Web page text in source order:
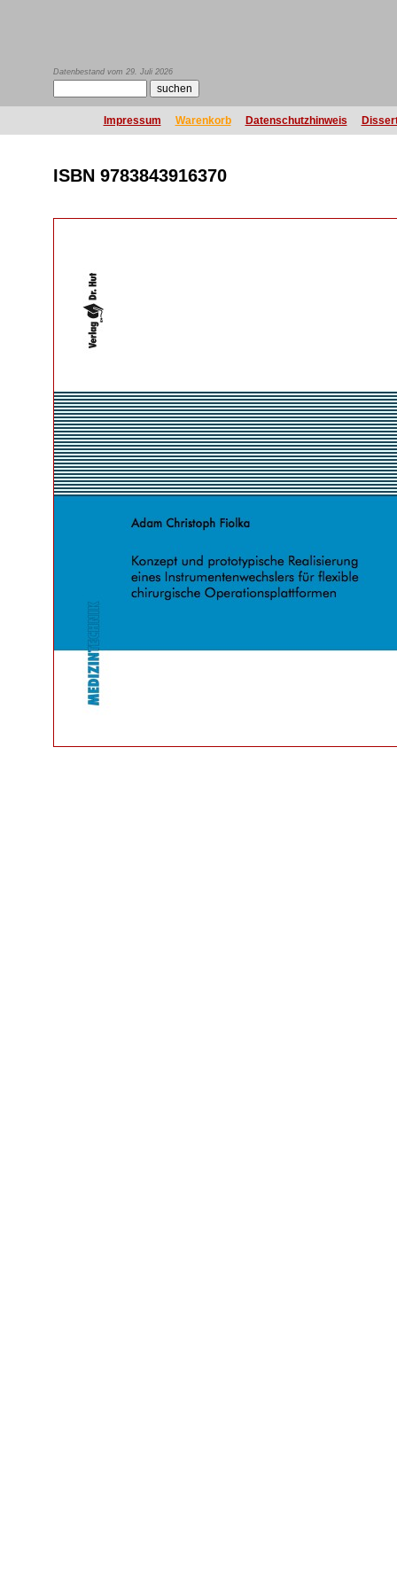
Datenbestand vom 29. Juli 2026
Impressum Warenkorb Datenschutzhinweis
ISBN 9783843916370